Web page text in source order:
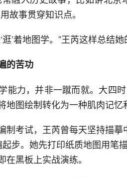
故事贯穿知识点。
’着地图学。”王芮这样总结她
的苦功
能力，并非一蹴而就。大四
地图绘制转化为一种肌肉记忆
制考试，王芮曾每天坚持描
步。她先打印纸质地图用笔
黑板上实战演练。